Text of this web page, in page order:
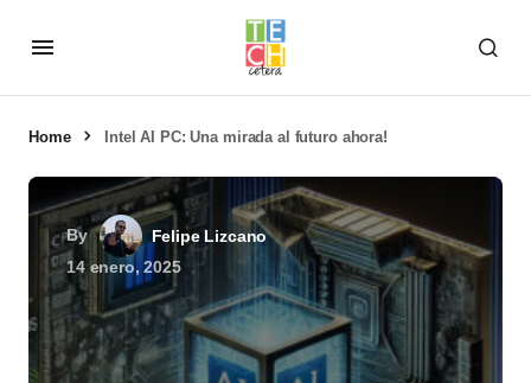
Home Intel AI PC: Una mirada al futuro ahora!
By
Felipe Lizcano
14 enero, 2025